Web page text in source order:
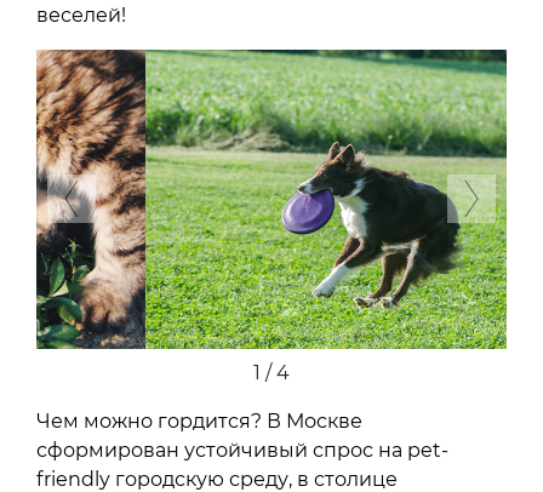
веселей!
Previous Next
2 / 4
Чем можно гордится? В Москве
сформирован устойчивый спрос на pet-
friendly городскую среду, в столице